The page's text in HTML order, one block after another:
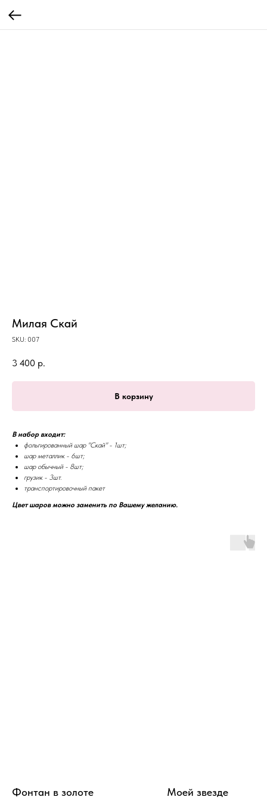
Милая Скай
SKU: 007
3 400 р.
В корзину
В набор входит:
фольгированный шар "Скай" - 1шт;
шар металлик - 6шт;
шар обычный - 8шт;
грузик - 3шт.
транспортировочный пакет
Цвет шаров можно заменить по Вашему желанию.
Фонтан в золоте Моей звезде